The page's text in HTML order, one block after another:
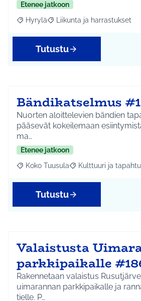
Etenee jatkoon
Rajaa tulokset aihepiirin mukaan:
Hyrylä Rajaa tulokset teeman
Liikunta ja harrastukset
Tutustu
Bändikatselmus
Nuorten aloittelevien bändien
pääsevät kokeilemaan
ma…
Etenee jatkoon
Rajaa tulokset aihepiirin mukaan:
Koko Tuusula Rajaa tulokset
Kulttuuri ja
Tutustu
Valaistusta
parkkipaikalle
Rakennetaan valaistus
uimarannan parkkipaikalle ja
tielle. P…